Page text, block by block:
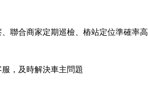
、聯合商家定期巡檢、樁站定位準確率高
服，及時解決車主問題